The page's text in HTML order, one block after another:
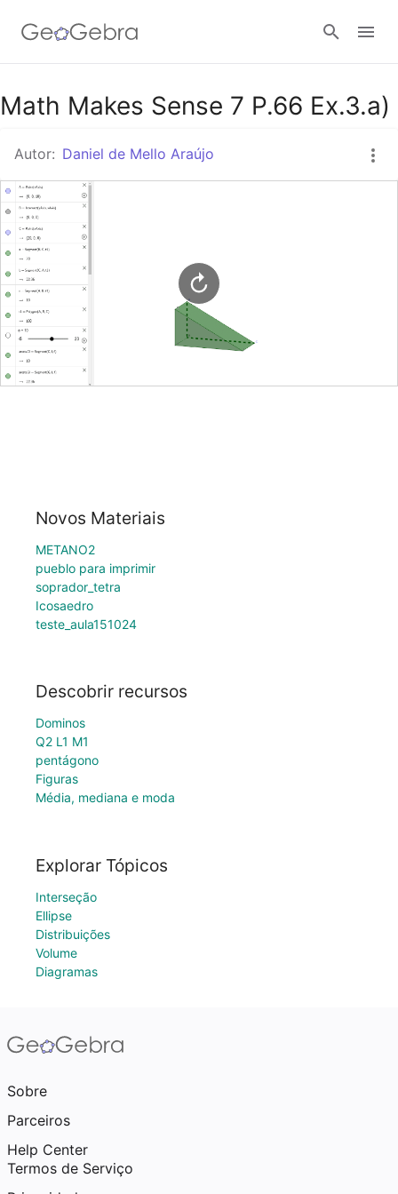
Google Classroom
Tarefa
Math Makes Sense 7 P.66 Ex.3.a)
Autor: Daniel de Mello Araújo
Novos Materiais
METANO2
pueblo para imprimir
soprador_tetra
Icosaedro
teste_aula151024
Descobrir recursos
Dominos
Q2 L1 M1
pentágono
Figuras
Média, mediana e moda
Explorar Tópicos
Interseção
Ellipse
Distribuições
Volume
Diagramas
Sobre
Parceiros
Help Center
Termos de Serviço